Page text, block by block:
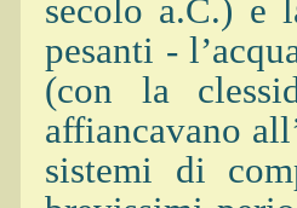
secolo a.C.) e
pesanti -
(con la
affiancavano
sistemi di